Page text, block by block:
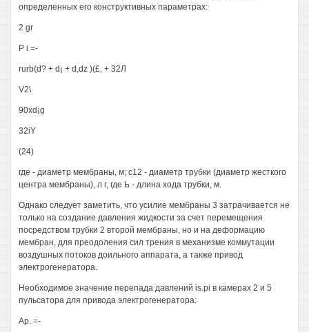
определенных его конструктивных параметрах:
2 gr
P i =-
rurb(d? + d¡ + d,dz )(£, + 32Л
V2\
90xd¡g
32iY
(24)
где - диаметр мембраны, м; с12 - диаметр трубки (диаметр жесткого
центра мембраны), л г, где Ь - длина хода трубки, м.
Однако следует заметить, что усилие мембраны 3 затрачивается не
только на создание давления жидкости за счет перемещения
посредством трубки 2 второй мембраны, но и на деформацию
мембран, для преодоления сил трения в механизме коммутации
воздушных потоков доильного аппарата, а также привод
электрогенератора.
Необходимое значение перепада давлений is.pi в камерах 2 и 5
пульсатора для привода электрогенератора:
Ар. =-